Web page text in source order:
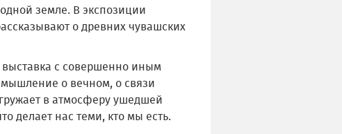
земле. В экспозиции
о древних чувашских
выставка с совершенно иным
о вечном, о связи
в атмосферу ушедшей
делает нас теми, кто мы есть.